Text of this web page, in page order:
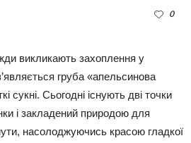
0
викликають захоплення у
груба «апельсинова
сукні. Сьогодні існують дві точки
і закладений природою для
насолоджуючись красою гладкої